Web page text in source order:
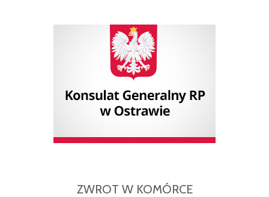
ZWROT W KOMÓRCE